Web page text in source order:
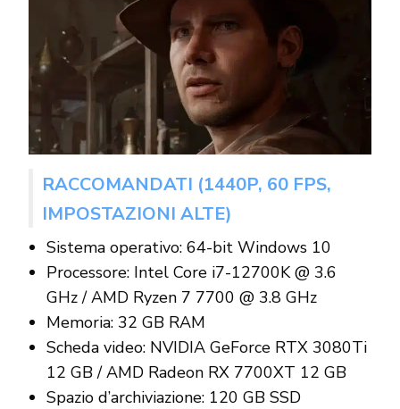
RACCOMANDATI (1440P, 60 FPS,
IMPOSTAZIONI ALTE)
Sistema operativo: 64-bit Windows 10
Processore: Intel Core i7-12700K @ 3.6
GHz / AMD Ryzen 7 7700 @ 3.8 GHz
Memoria: 32 GB RAM
Scheda video: NVIDIA GeForce RTX 3080Ti
12 GB / AMD Radeon RX 7700XT 12 GB
Spazio d’archiviazione: 120 GB SSD